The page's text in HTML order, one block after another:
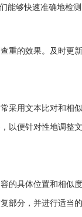
能够快速准确地检
重的效果。及时更
采用文本比对和相
以便针对性地调整
的具体位置和相似
部分，并进行适当